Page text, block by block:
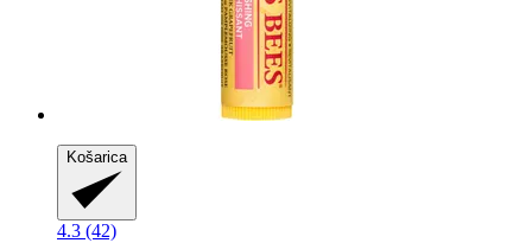
Košarica
4.3 (42)